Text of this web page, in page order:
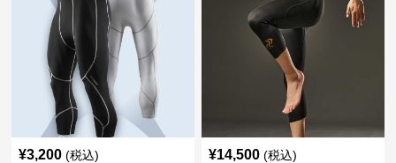
¥3,200 (税込) ¥14,500 (税込)